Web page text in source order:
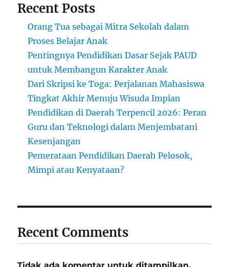
Recent Posts
Orang Tua sebagai Mitra Sekolah dalam
Proses Belajar Anak
Pentingnya Pendidikan Dasar Sejak PAUD
untuk Membangun Karakter Anak
Dari Skripsi ke Toga: Perjalanan Mahasiswa
Tingkat Akhir Menuju Wisuda Impian
Pendidikan di Daerah Terpencil 2026: Peran
Guru dan Teknologi dalam Menjembatani
Kesenjangan
Pemerataan Pendidikan Daerah Pelosok,
Mimpi atau Kenyataan?
Recent Comments